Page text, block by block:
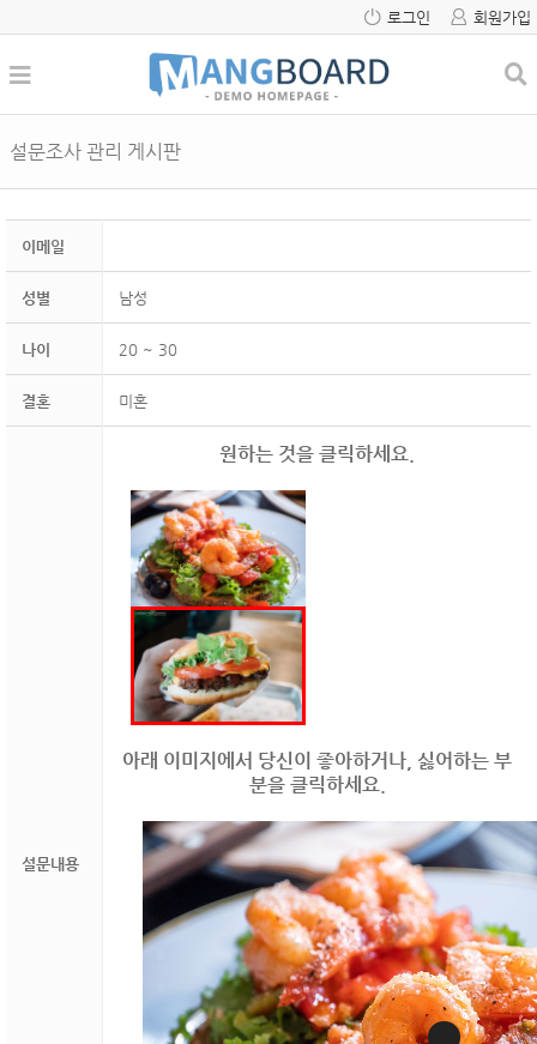
로그인 회원가입
설문조사 관리 게시판
이메일
성별 남성
나이 20 ~ 30
결혼 미혼
설문내용
원하는 것을 클릭하세요.
아래 이미지에서 당신이 좋아하거나, 싫어하는 부
분을 클릭하세요.